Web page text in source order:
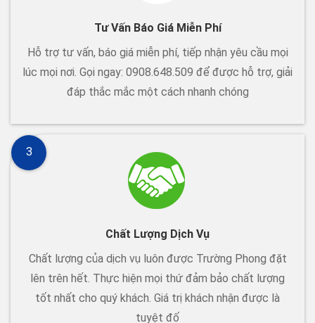
Tư Vấn Báo Giá Miễn Phí
Hỗ trợ tư vấn, báo giá miễn phí, tiếp nhận yêu cầu mọi
lúc mọi nơi. Gọi ngay: 0908.648.509 để được hỗ trợ, giải
đáp thắc mắc một cách nhanh chóng
Chất Lượng Dịch Vụ
Chất lượng của dịch vụ luôn được Trường Phong đặt
lên trên hết. Thực hiện mọi thứ đảm bảo chất lượng
tốt nhất cho quý khách. Giá trị khách nhận được là
tuyệt đố
3